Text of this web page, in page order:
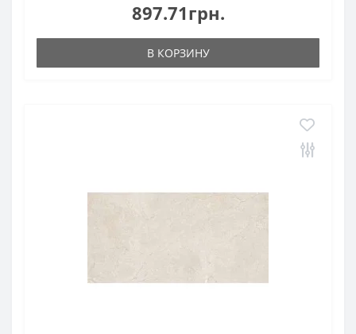
897.71грн.
В КОРЗИНУ